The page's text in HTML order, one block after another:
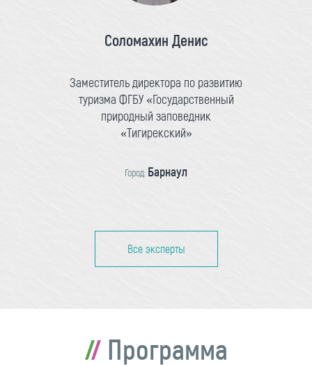
Соломахин Денис
Заместитель директора по развитию
туризма ФГБУ «Государственный
природный заповедник
«Тигирекский»
Город: Барнаул
Все эксперты
Программа